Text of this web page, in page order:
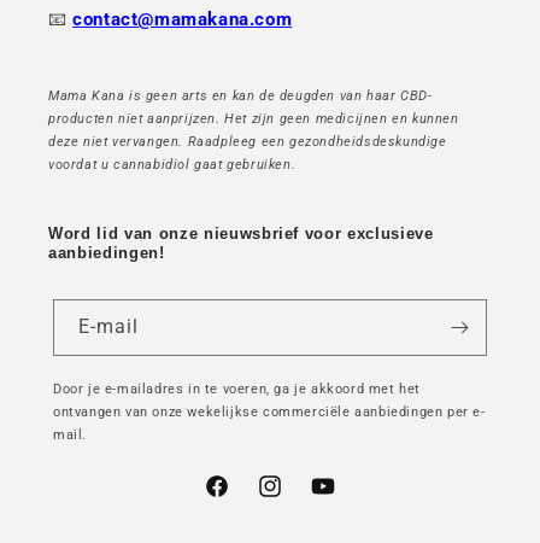
📧contact@mamakana.com
Mama Kana is geen arts en kan de deugden van haar CBD-
producten niet aanprijzen. Het zijn geen medicijnen en kunnen
deze niet vervangen. Raadpleeg een gezondheidsdeskundige
voordat u cannabidiol gaat gebruiken.
Word lid van onze nieuwsbrief voor exclusieve
aanbiedingen!
E-mail
Door je e-mailadres in te voeren, ga je akkoord met het
ontvangen van onze wekelijkse commerciële aanbiedingen per e-
mail.
FacebookInstagramYouTube